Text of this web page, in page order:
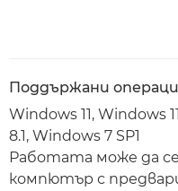
Поддържани
Windows 11, Windows
8.1, Windows 7 SP1
Работата може да
компютър с